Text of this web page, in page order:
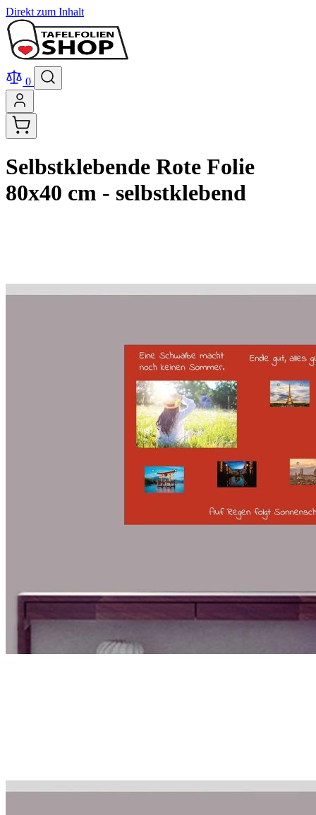
Direkt zum Inhalt
0
Selbstklebende Rote Folie
80x40 cm - selbstklebend